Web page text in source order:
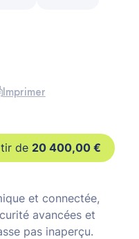
Imprimer
20 400,00 €
et connectée,
avancées et
pas inaperçu.